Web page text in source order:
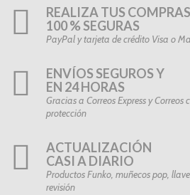
REALIZA TUS COMPRAS
100 % SEGURAS
PayPal y tarjeta de crédito Visa o
ENVÍOS SEGUROS Y
EN 24 HORAS
Gracias a Correos Express y
protección
ACTUALIZACIÓN
CASI A DIARIO
Productos Funko, muñecos pop,
revisión